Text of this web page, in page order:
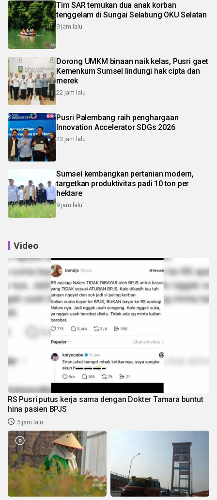
Tim SAR temukan dua anak korban
tenggelam di Sungai Selabung OKU Selatan
9 jam lalu
Dorong UMKM binaan naik kelas, Pusri gaet
Kemenkum Sumsel lindungi hak cipta dan
merek
22 jam lalu
Pusri Palembang raih penghargaan
Innovation Accelerator SDGs 2026
23 jam lalu
Sumsel kembangkan pertanian modern,
targetkan produktivitas padi 10 ton per
hektare
9 jam lalu
Video
RS Pusri putus kerja sama dengan Dokter Tamara buntut
hina pasien BPJS
5 jam lalu